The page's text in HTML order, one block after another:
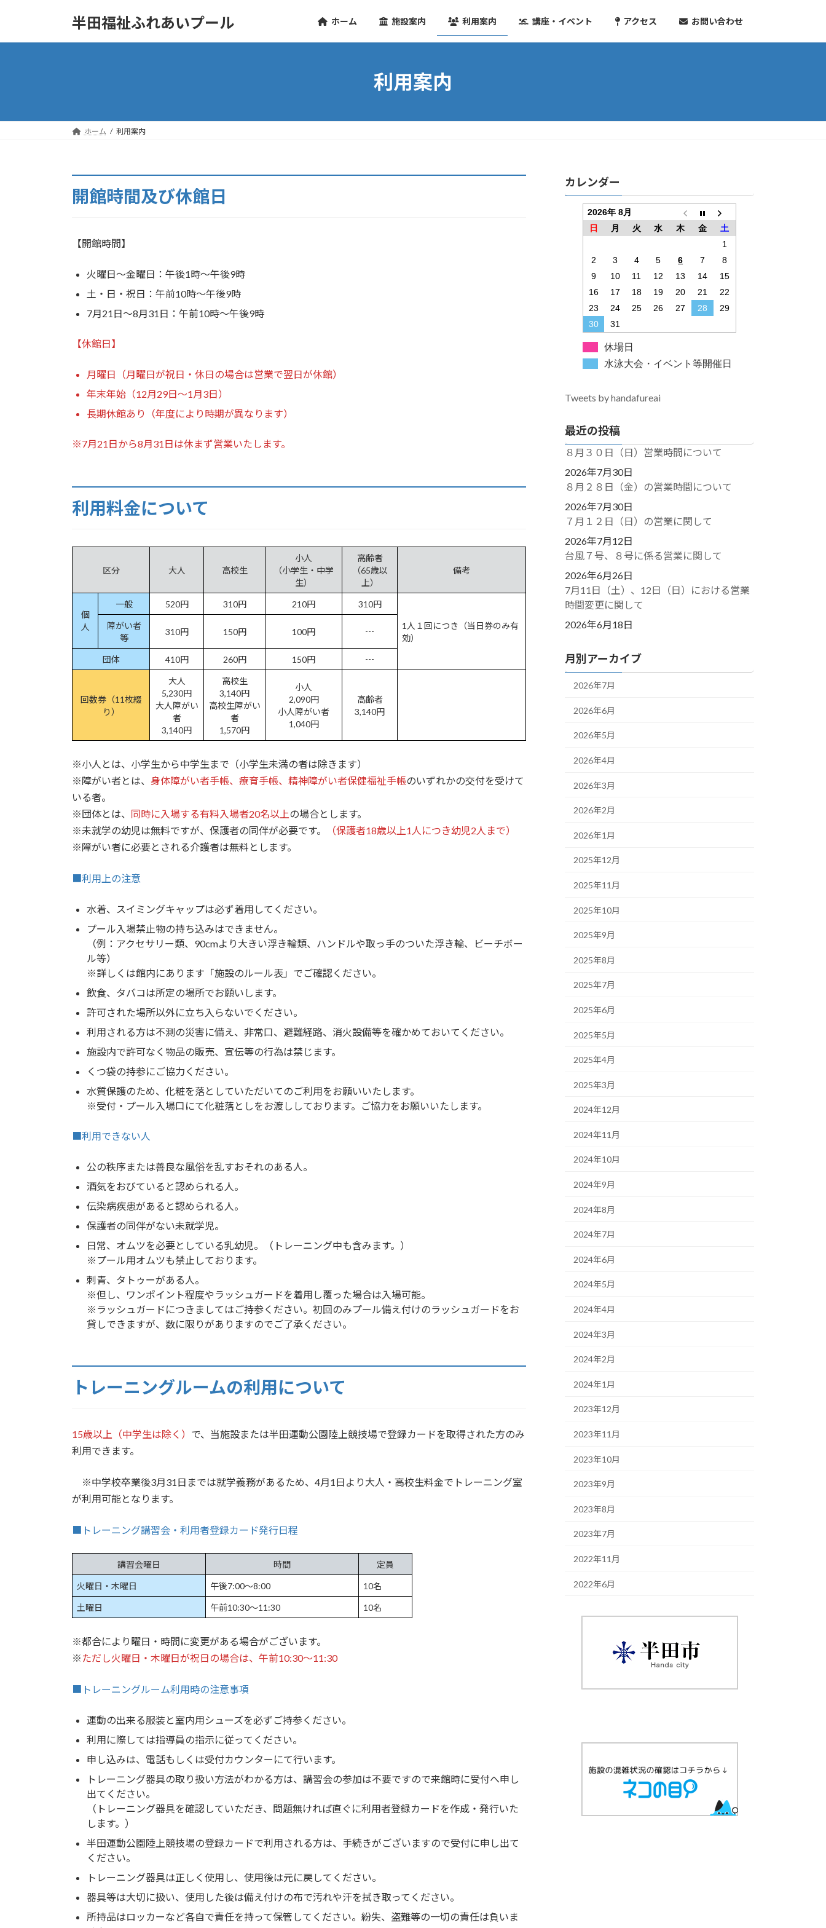
ッ
移
半田福祉ふれあいプール ホーム 施設案内 利用案内 講座・イベント アクセス お問い合わせ
利用案内
ホーム 利用案内
開館時間及び休館日
【開館時間】
火曜日〜金曜日：午後1時〜午後9時
土・日・祝日：午前10時〜午後9時
7月21日〜8月31日：午前10時〜午後9時
【休館日】
月曜日（月曜日が祝日・休日の場合は営業で翌日が休館）
年末年始（12月29日〜1月3日）
長期休館あり（年度により時期が異なります）
※7月21日から8月31日は休まず営業いたします。
利用料金について
区分 大人 高校生
小人
（小学生・中学
生）
高齢者
（65歳以
上）
備考
個
人
一般 520円 310円 210円 310円
1人１回につき（当日券のみ有
効）
障がい者
等
310円 150円 100円 ---
団体 410円 260円 150円 ---
回数券（11枚綴
り）
大人
5,230円
大人障がい
者
3,140円
高校生
3,140円
高校生障がい
者
1,570円
小人
2,090円
小人障がい者
1,040円
高齢者
3,140円
※小人とは、小学生から中学生まで（小学生未満の者は除きます）
※障がい者とは、 身体障がい者手帳、療育手帳、精神障がい者保健福祉手帳のいずれかの交付を受けて
いる者。
※団体とは、 同時に入場する有料入場者20名以上の場合とします。
※未就学の幼児は無料ですが、保護者の同伴が必要です。
（保護者18歳以上1人につき幼児2人まで）
※障がい者に必要とされる介護者は無料とします。
■利用上の注意
水着、スイミングキャップは必ず着用してください。
プール入場禁止物の持ち込みはできません。
（例：アクセサリー類、90cmより大きい浮き輪類、ハンドルや取っ手のついた浮き輪、ビーチボー
ル等）
※詳しくは館内にあります「施設のルール表」でご確認ください。
飲食、タバコは所定の場所でお願いします。
許可された場所以外に立ち入らないでください。
利用される方は不測の災害に備え、非常口、避難経路、消火設備等を確かめておいてください。
施設内で許可なく物品の販売、宣伝等の行為は禁じます。
くつ袋の持参にご協力ください。
水質保護のため、化粧を落としていただいてのご利用をお願いいたします。
※受付・プール入場口にて化粧落としをお渡ししております。ご協力をお願いいたします。
■利用できない人
公の秩序または善良な風俗を乱すおそれのある人。
酒気をおびていると認められる人。
伝染病疾患があると認められる人。
保護者の同伴がない未就学児。
日常、オムツを必要としている乳幼児。（トレーニング中も含みます。）
※プール用オムツも禁止しております。
刺青、タトゥーがある人。
※但し、ワンポイント程度やラッシュガードを着用し覆った場合は入場可能。
※ラッシュガードにつきましてはご持参ください。初回のみプール備え付けのラッシュガードをお
貸しできますが、数に限りがありますのでご了承ください。
トレーニングルームの利用について
15歳以上（中学生は除く） で、当施設または半田運動公園陸上競技場で登録カードを取得された方のみ
利用できます。
※中学校卒業後3月31日までは就学義務があるため、4月1日より大人・高校生料金でトレーニング室
が利用可能となります。
■トレーニング講習会・利用者登録カード発行日程
講習会曜日 時間 定員
火曜日・木曜日 午後7:00〜8:00 10名
土曜日 午前10:30〜11:30 10名
※都合により曜日・時間に変更がある場合がございます。
※ ただし火曜日・木曜日が祝日の場合は、午前10:30〜11:30
■トレーニングルーム利用時の注意事項
運動の出来る服装と室内用シューズを必ずご持参ください。
利用に際しては指導員の指示に従ってください。
申し込みは、電話もしくは受付カウンターにて行います。
トレーニング器具の取り扱い方法がわかる方は、講習会の参加は不要ですので来館時に受付へ申し
出てください。
（トレーニング器具を確認していただき、問題無ければ直ぐに利用者登録カードを作成・発行いた
します。）
半田運動公園陸上競技場の登録カードで利用される方は、手続きがございますので受付に申し出て
ください。
トレーニング器具は正しく使用し、使用後は元に戻してください。
器具等は大切に扱い、使用した後は備え付けの布で汚れや汗を拭き取ってください。
所持品はロッカーなど各自で責任を持って保管してください。紛失、盗難等の一切の責任は負いま
カレンダー
2026年 8月
日
月 火 水 木 金
土
1
2
3 4 5 6 7
8
9
10 11 12 13 14
15
16
17 18 19 20 21
22
23
24 25 26 27 28
29
30
31
休場日
水泳大会・イベント等開催日
Tweets by handafureai
最近の投稿
８月３０日（日）営業時間について
2026年7月30日
８月２８日（金）の営業時間について
2026年7月30日
７月１２日（日）の営業に関して
2026年7月12日
台風７号、８号に係る営業に関して
2026年6月26日
7月11日（土）、12日（日）における営業
時間変更に関して
2026年6月18日
月別アーカイブ
2026年7月
2026年6月
2026年5月
2026年4月
2026年3月
2026年2月
2026年1月
2025年12月
2025年11月
2025年10月
2025年9月
2025年8月
2025年7月
2025年6月
2025年5月
2025年4月
2025年3月
2024年12月
2024年11月
2024年10月
2024年9月
2024年8月
2024年7月
2024年6月
2024年5月
2024年4月
2024年3月
2024年2月
2024年1月
2023年12月
2023年11月
2023年10月
2023年9月
2023年8月
2023年7月
2022年11月
2022年6月